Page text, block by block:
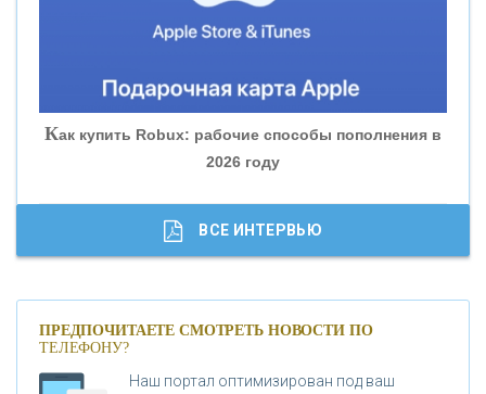
«БАНК ГЛОБЭКС»
«СОВКОМБАНК»
«ГАЗПРОМБАНК»
Как купить Robux: рабочие способы пополнения в
2026 году
ВСЕ ИНТЕРВЬЮ
ПРЕДПОЧИТАЕТЕ СМОТРЕТЬ НОВОСТИ ПО
ТЕЛЕФОНУ?
Наш портал оптимизирован под ваш